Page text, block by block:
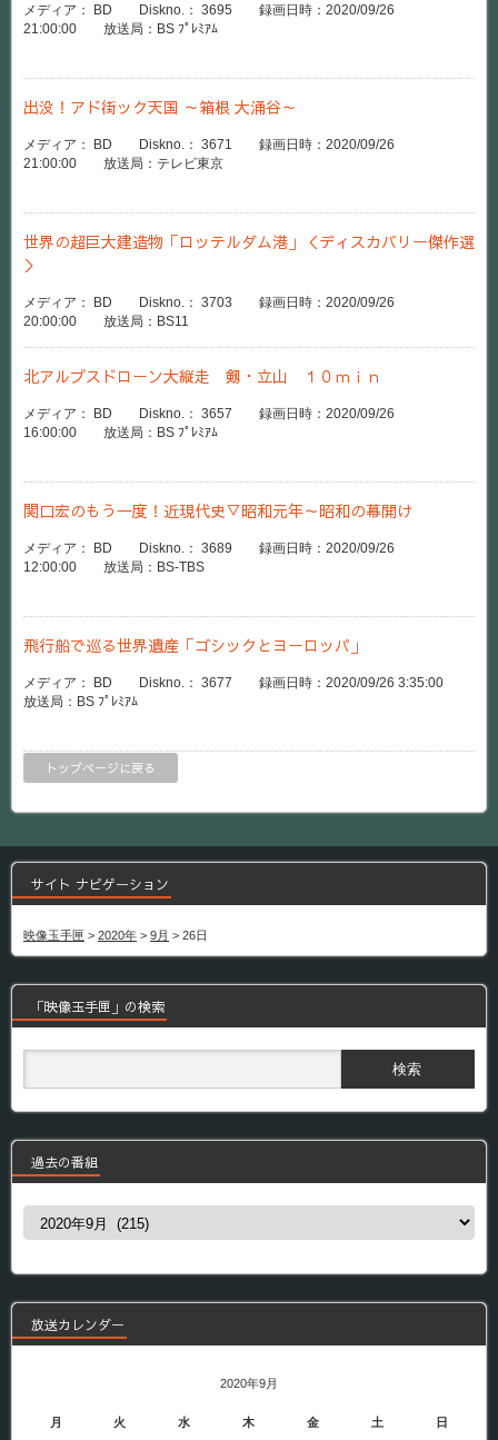
メディア： BD Diskno.： 3695 録画日時：2020/09/26
21:00:00 放送局：BS ﾌﾟﾚﾐｱﾑ
出没！アド街ック天国 ～箱根 大涌谷～
メディア： BD Diskno.： 3671 録画日時：2020/09/26
21:00:00 放送局：テレビ東京
世界の超巨大建造物「ロッテルダム港」＜ディスカバリー傑作選
＞
メディア： BD Diskno.： 3703 録画日時：2020/09/26
20:00:00 放送局：BS11
北アルプスドローン大縦走 剱・立山 １０ｍｉｎ
メディア： BD Diskno.： 3657 録画日時：2020/09/26
16:00:00 放送局：BS ﾌﾟﾚﾐｱﾑ
関口宏のもう一度！近現代史▽昭和元年～昭和の幕開け
メディア： BD Diskno.： 3689 録画日時：2020/09/26
12:00:00 放送局：BS-TBS
飛行船で巡る世界遺産「ゴシックとヨーロッパ」
メディア： BD Diskno.： 3677 録画日時：2020/09/26 3:35:00
放送局：BS ﾌﾟﾚﾐｱﾑ
トップページに戻る
サイト ナビゲーション
映像玉手匣 > 2020年 > 9月 > 26日
「映像玉手匣」の検索
過去の番組
過
組
放送カレンダー
2020年9月
月 火 水 木 金 土 日